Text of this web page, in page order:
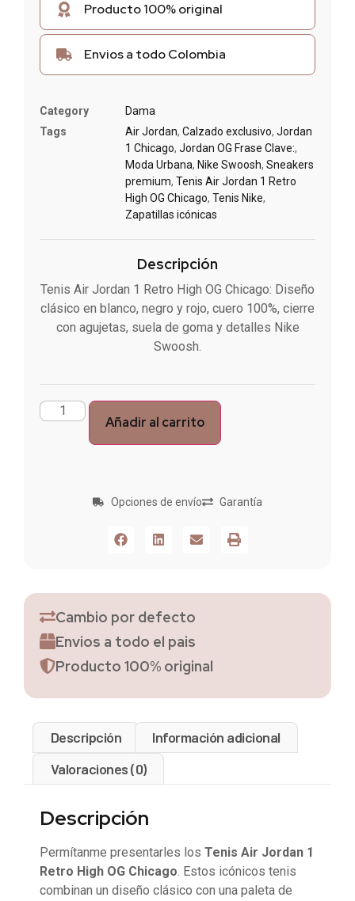
Producto 100% original
Envios a todo Colombia
Category
Dama
Tags
Air Jordan, Calzado exclusivo, Jordan
1 Chicago, Jordan OG Frase Clave:,
Moda Urbana, Nike Swoosh, Sneakers
premium, Tenis Air Jordan 1 Retro
High OG Chicago, Tenis Nike,
Zapatillas icónicas
Descripción
Tenis Air Jordan 1 Retro High OG Chicago: Diseño
clásico en blanco, negro y rojo, cuero 100%, cierre
con agujetas, suela de goma y detalles Nike
Swoosh.
Añadir al carrito
Opciones de envío Garantía
Cambio por defecto
Envios a todo el pais
Producto 100% original
Descripción
Información adicional
Valoraciones (0)
Descripción
Permítanme presentarles los Tenis Air Jordan 1
Retro High OG Chicago. Estos icónicos tenis
combinan un diseño clásico con una paleta de